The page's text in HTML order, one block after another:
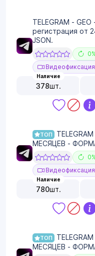
TELEGRAM -
регистрация от
JSON.
Видеофиксация
Наличие
378шт.
ТОП
МЕСЯЦЕВ -
Видеофиксация
Наличие
780шт.
ТОП
МЕСЯЦЕВ -